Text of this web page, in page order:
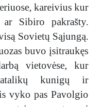
kareivius kur
Sibiro pakrašty.
Sovietų Sąjungą.
buvo įsitraukęs
vietovėse, kur
kunigų ir
vyko pas Pavolgio